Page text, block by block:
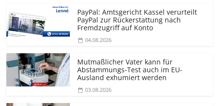
PayPal: Amtsgericht Kassel verurteilt
PayPal zur Rückerstattung nach
Fremdzugriff auf Konto
04.08.2026
Mutmaßlicher Vater kann für
Abstammungs-Test auch im EU-
Ausland exhumiert werden
03.08.2026